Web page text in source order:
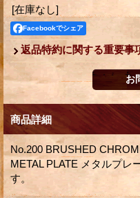
[在庫なし]
Facebookでシェア
返品特約に関する重要事
商品詳細
No.200 BRUSHED
METAL PLATE メタルプレ
す。